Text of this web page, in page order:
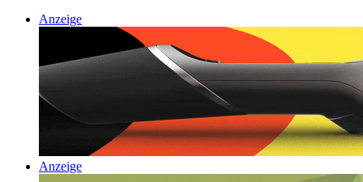
Anzeige
Anzeige